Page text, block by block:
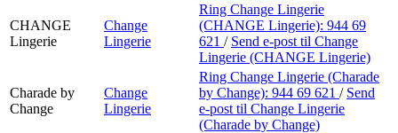
CHANGE
Lingerie
Change
Lingerie
Ring Change Lingerie
(CHANGE Lingerie): 944 69
621 / Send e-post til Change
Lingerie (CHANGE Lingerie)
Charade by
Change
Change
Lingerie
Ring Change Lingerie (Charade
by Change): 944 69 621 / Send
e-post til Change Lingerie
(Charade by Change)